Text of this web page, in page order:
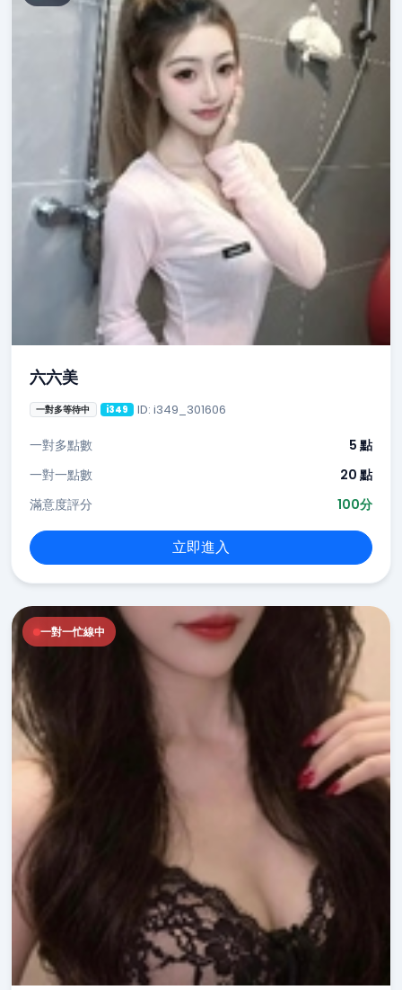
六六美
一對多等待中 i349 ID: i349_301606
一對多點數
5 點
一對一點數
20 點
滿意度評分
100分
立即進入
一對一忙線中